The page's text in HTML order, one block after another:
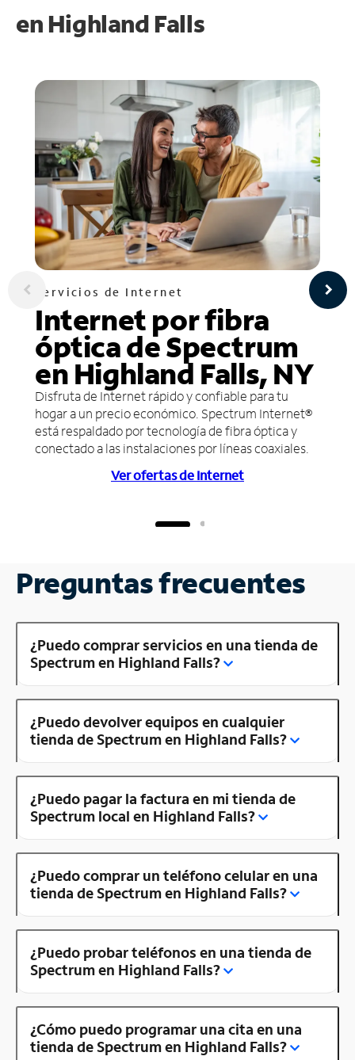
en Highland Falls
Servicios de Internet
Internet por fibra
óptica de Spectrum
en Highland Falls, NY
Disfruta de Internet rápido y confiable para tu
hogar a un precio económico. Spectrum Internet®
está respaldado por tecnología de fibra óptica y
conectado a las instalaciones por líneas coaxiales.
Ver ofertas de Internet
Preguntas frecuentes
¿Puedo comprar servicios en una tienda de
Spectrum en Highland Falls?
¿Puedo devolver equipos en cualquier
tienda de Spectrum en Highland Falls?
¿Puedo pagar la factura en mi tienda de
Spectrum local en Highland Falls?
¿Puedo comprar un teléfono celular en una
tienda de Spectrum en Highland Falls?
¿Puedo probar teléfonos en una tienda de
Spectrum en Highland Falls?
¿Cómo puedo programar una cita en una
tienda de Spectrum en Highland Falls?